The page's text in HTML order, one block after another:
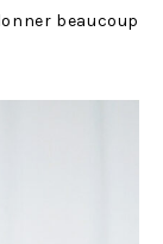
beaucoup